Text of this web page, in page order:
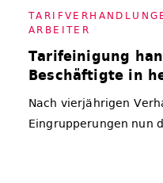
AR­BEI­TER
Tarifeinigung
Beschäftigte in
Nach vierjährigen
Eingrupperungen nun